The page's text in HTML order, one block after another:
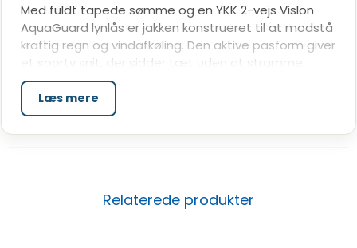
Med fuldt tapede sømme og en YKK 2-vejs Vislon
AquaGuard lynlås er jakken konstrueret til at modstå
kraftig regn og vindafkøling. Den aktive pasform giver
et sporty snit, der sidder tæt uden at stramme,
mens reflekterende detaljer øger synligheden i
mørke og dårlige lysforhold.
Hvorfor vælge RIDE Waterproof Lightweight
Jacket?
sikrer, at du forbliver tør og komfortabel under
Læs mere
Relaterede produkter